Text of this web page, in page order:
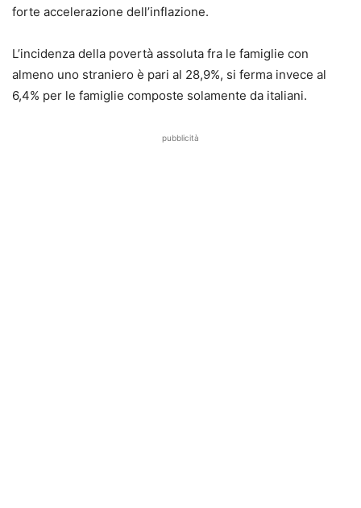
forte accelerazione dell’inflazione.
L’incidenza della povertà assoluta fra le famiglie con
almeno uno straniero è pari al 28,9%, si ferma invece al
6,4% per le famiglie composte solamente da italiani.
pubblicità